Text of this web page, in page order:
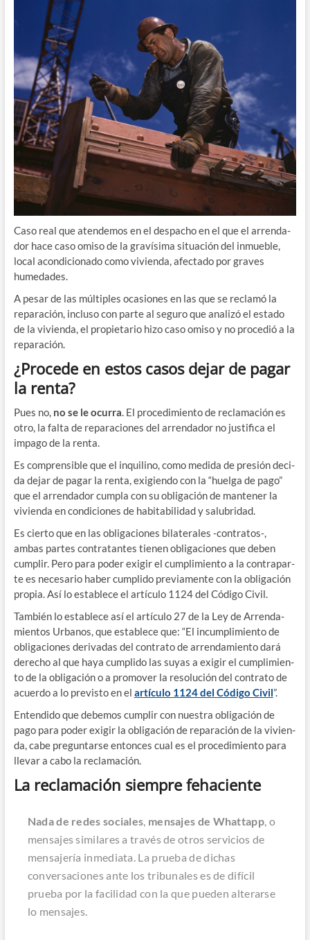
Caso real que aten­de­mos en el des­pa­cho en el que el arren­da­
dor hace caso omi­so de la gra­ví­si­ma situa­ción del inmue­ble,
local acon­di­cio­na­do como vivien­da, afec­ta­do por gra­ves
humedades.
A pesar de las múl­ti­ples oca­sio­nes en las que se recla­mó la
repa­ra­ción, inclu­so con par­te al segu­ro que ana­li­zó el esta­do
de la vivien­da, el pro­pie­ta­rio hizo caso omi­so y no pro­ce­dió a la
reparación.
¿Procede en estos casos dejar de pagar
la renta?
Pues no,no se le ocu­rra. El pro­ce­di­mien­to de recla­ma­ción es
otro, la fal­ta de repa­ra­cio­nes del arren­da­dor no jus­ti­fi­ca el
impa­go de la renta.
Es com­pren­si­ble que el inqui­lino, como medi­da de pre­sión deci­
da dejar de pagar la ren­ta, exi­gien­do con la “huel­ga de pago”
que el arren­da­dor cum­pla con su obli­ga­ción de man­te­ner la
vivien­da en con­di­cio­nes de habi­ta­bi­li­dad y salubridad.
Es cier­to que en las obli­ga­cio­nes bila­te­ra­les ‑contratos‑,
ambas par­tes con­tra­tan­tes tie­nen obli­ga­cio­nes que deben
cum­plir. Pero para poder exi­gir el cum­pli­mien­to a la con­tra­par­
te es nece­sa­rio haber cum­pli­do pre­via­men­te con la obli­ga­ción
pro­pia. Así lo esta­ble­ce el artícu­lo 1124 del Códi­go Civil.
Tam­bién lo esta­ble­ce así el artícu­lo 27 de la Ley de Arren­da­
mien­tos Urba­nos, que esta­ble­ce que: “El incum­pli­mien­to de
obli­ga­cio­nes deri­va­das del con­tra­to de arren­da­mien­to dará
dere­cho al que haya cum­pli­do las suyas a exi­gir el cum­pli­mien­
to de la obli­ga­ción o a pro­mo­ver la reso­lu­ción del con­tra­to de
acuer­do a lo pre­vis­to en el artícu­lo 1124 del Códi­go Civil”.
Enten­di­do que debe­mos cum­plir con nues­tra obli­ga­ción de
pago para poder exi­gir la obli­ga­ción de repa­ra­ción de la vivien­
da, cabe pre­gun­tar­se enton­ces cual es el pro­ce­di­mien­to para
lle­var a cabo la reclamación.
La reclamación siempre fehaciente
Nada de redes socia­les men­sa­jes de What­tapp, o
men­sa­jes simi­la­res a tra­vés de otros ser­vi­cios de
men­sa­je­ría inme­dia­ta. La prue­ba de dichas
con­ver­sa­cio­nes ante los tri­bu­na­les es de difí­cil
prue­ba por la faci­li­dad con la que pue­den alte­rar­se
lo mensajes.